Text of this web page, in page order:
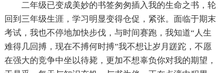
二年级已变成美妙的书签匆匆插入我的生命之书，轮
回到三年级生涯，学习明显变得仓促，紧张。面临于期末
考试，我也不停地加快步伐，与时间赛跑，我知道“人生
难得几回搏，现在不搏何时搏”我不想让岁月蹉跎，不愿
在强大的竞争中坐以待毙，更加不想辜负你对我的期望，